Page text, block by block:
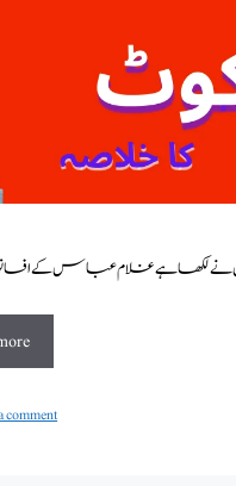
comment